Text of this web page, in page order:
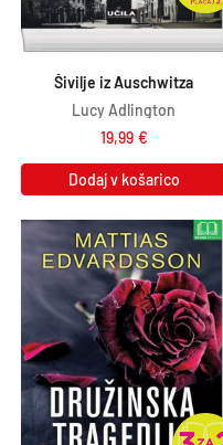
Šivilje iz Auschwitza
Lucy Adlington
19,99 €
Dodaj v košarico